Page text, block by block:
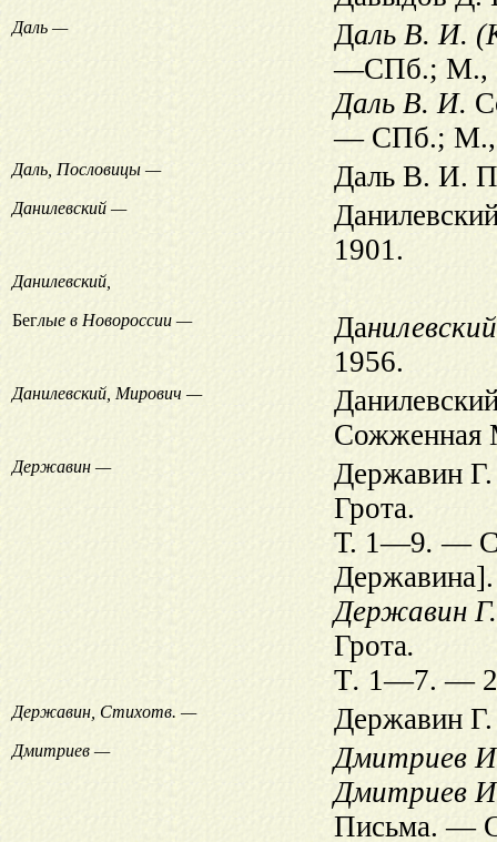
Даль — Даль В. И.
—СПб.; М.,
Даль В. И.
— СПб.; М.,
Даль, Пословицы — Даль В. И.
Данилевский —
1901.
Данилевский,
Беглые в Новороссии — Да
1956.
Данилевский, Мирович —
Державин —
Державин
Грота.
Т. 1—9. —
Державина].
Державин
Грота.
Т. 1—7. —
Державин, Стихотв. — Державин
Дмитриев —
Дмитриев
Дмитриев
Письма. —